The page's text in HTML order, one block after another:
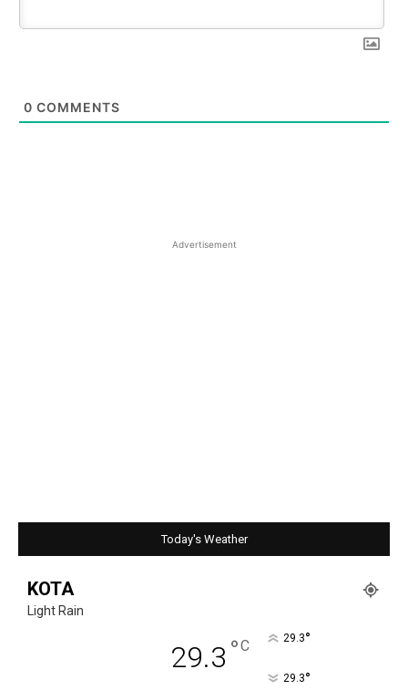
0 COMMENTS
Advertisement
Today's Weather
KOTA
Light Rain
29.3 °C 29.3°
29.3°